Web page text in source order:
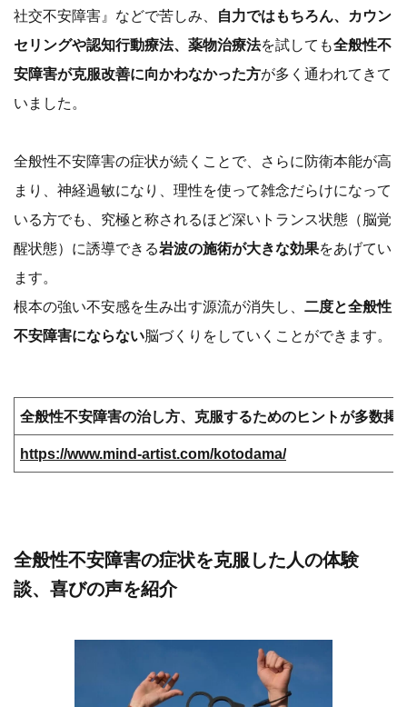
社交不安障害』などで苦しみ、
自力ではもちろん、カウン
セリングや認知行動療法、薬物治療法を試しても全般性不
安障害が克服改善に向かわなかった方が多く通われてきて
いました。
全般性不安障害の症状が続くことで、さらに防衛本能が高
まり、神経過敏になり、理性を使って雑念だらけになって
いる方でも、究極と称されるほど深いトランス状態（脳覚
醒状態）に誘導できる岩波の施術が大きな効果をあげてい
ます。
根本の強い不安感を生み出す源流が消失し、 二度と全般性
不安障害にならない脳づくりをしていくことができます。
全般性不安障害の治し方、克服するためのヒントが多数掲
https://www.mind-artist.com/kotodama/
全般性不安障害の症状を克服した人の体験
談、喜びの声を紹介